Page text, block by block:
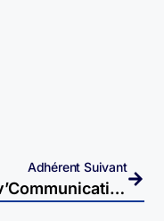
Adhérent Suivant
Activ’Communication – Echenoz-La-Méline